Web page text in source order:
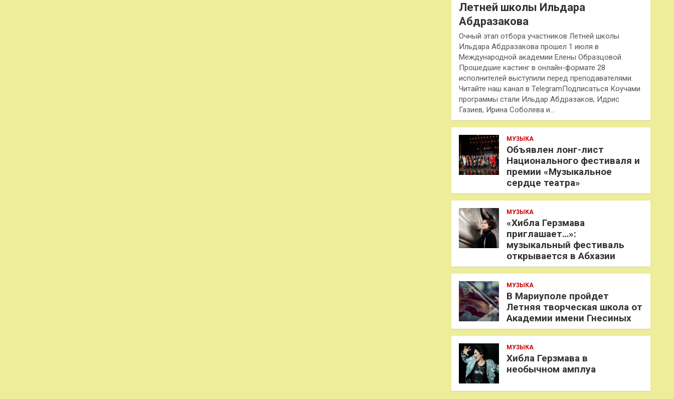
Летней школы Ильдара
Абдразакова
Очный этап отбора участников Летней школы
Ильдара Абдразакова прошел 1 июля в
Международной академии Елены Образцовой.
Прошедшие кастинг в онлайн-формате 28
исполнителей выступили перед преподавателями.
Читайте наш канал в TelegramПодписаться Коучами
программы стали Ильдар Абдразаков, Идрис
Газиев, Ирина Соболева и…
МУЗЫКА
Объявлен лонг-лист
Национального фестиваля и
премии «Музыкальное
сердце театра»
МУЗЫКА
«Хибла Герзмава
приглашает…»:
музыкальный фестиваль
открывается в Абхазии
МУЗЫКА
В Мариуполе пройдет
Летняя творческая школа от
Академии имени Гнесиных
МУЗЫКА
Хибла Герзмава в
необычном амплуа